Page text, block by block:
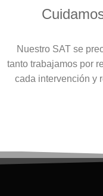
Nuestro SAT se
tanto trabajamos por
cada intervención y